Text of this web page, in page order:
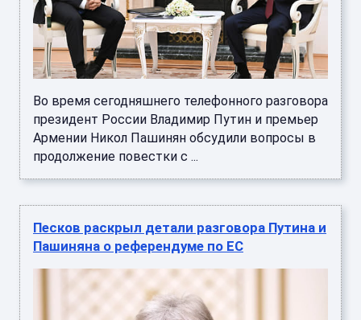
Во время сегодняшнего телефонного разговора
президент России Владимир Путин и премьер
Армении Никол Пашинян обсудили вопросы в
продолжение повестки с ...
Песков раскрыл детали разговора Путина и
Пашиняна о референдуме по ЕС